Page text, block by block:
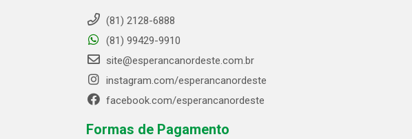
(81) 2128-6888
(81) 99429-9910
site@esperancanordeste.com.br
instagram.com/esperancanordeste
facebook.com/esperancanordeste
Formas de Pagamento